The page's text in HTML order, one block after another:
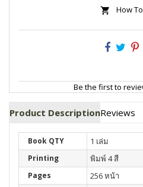
How
Be the first to
Product DescriptionReviews
Book QTY 1 เล่ม
Printing พิมพ์ 4 สี
Pages 256 หน้า